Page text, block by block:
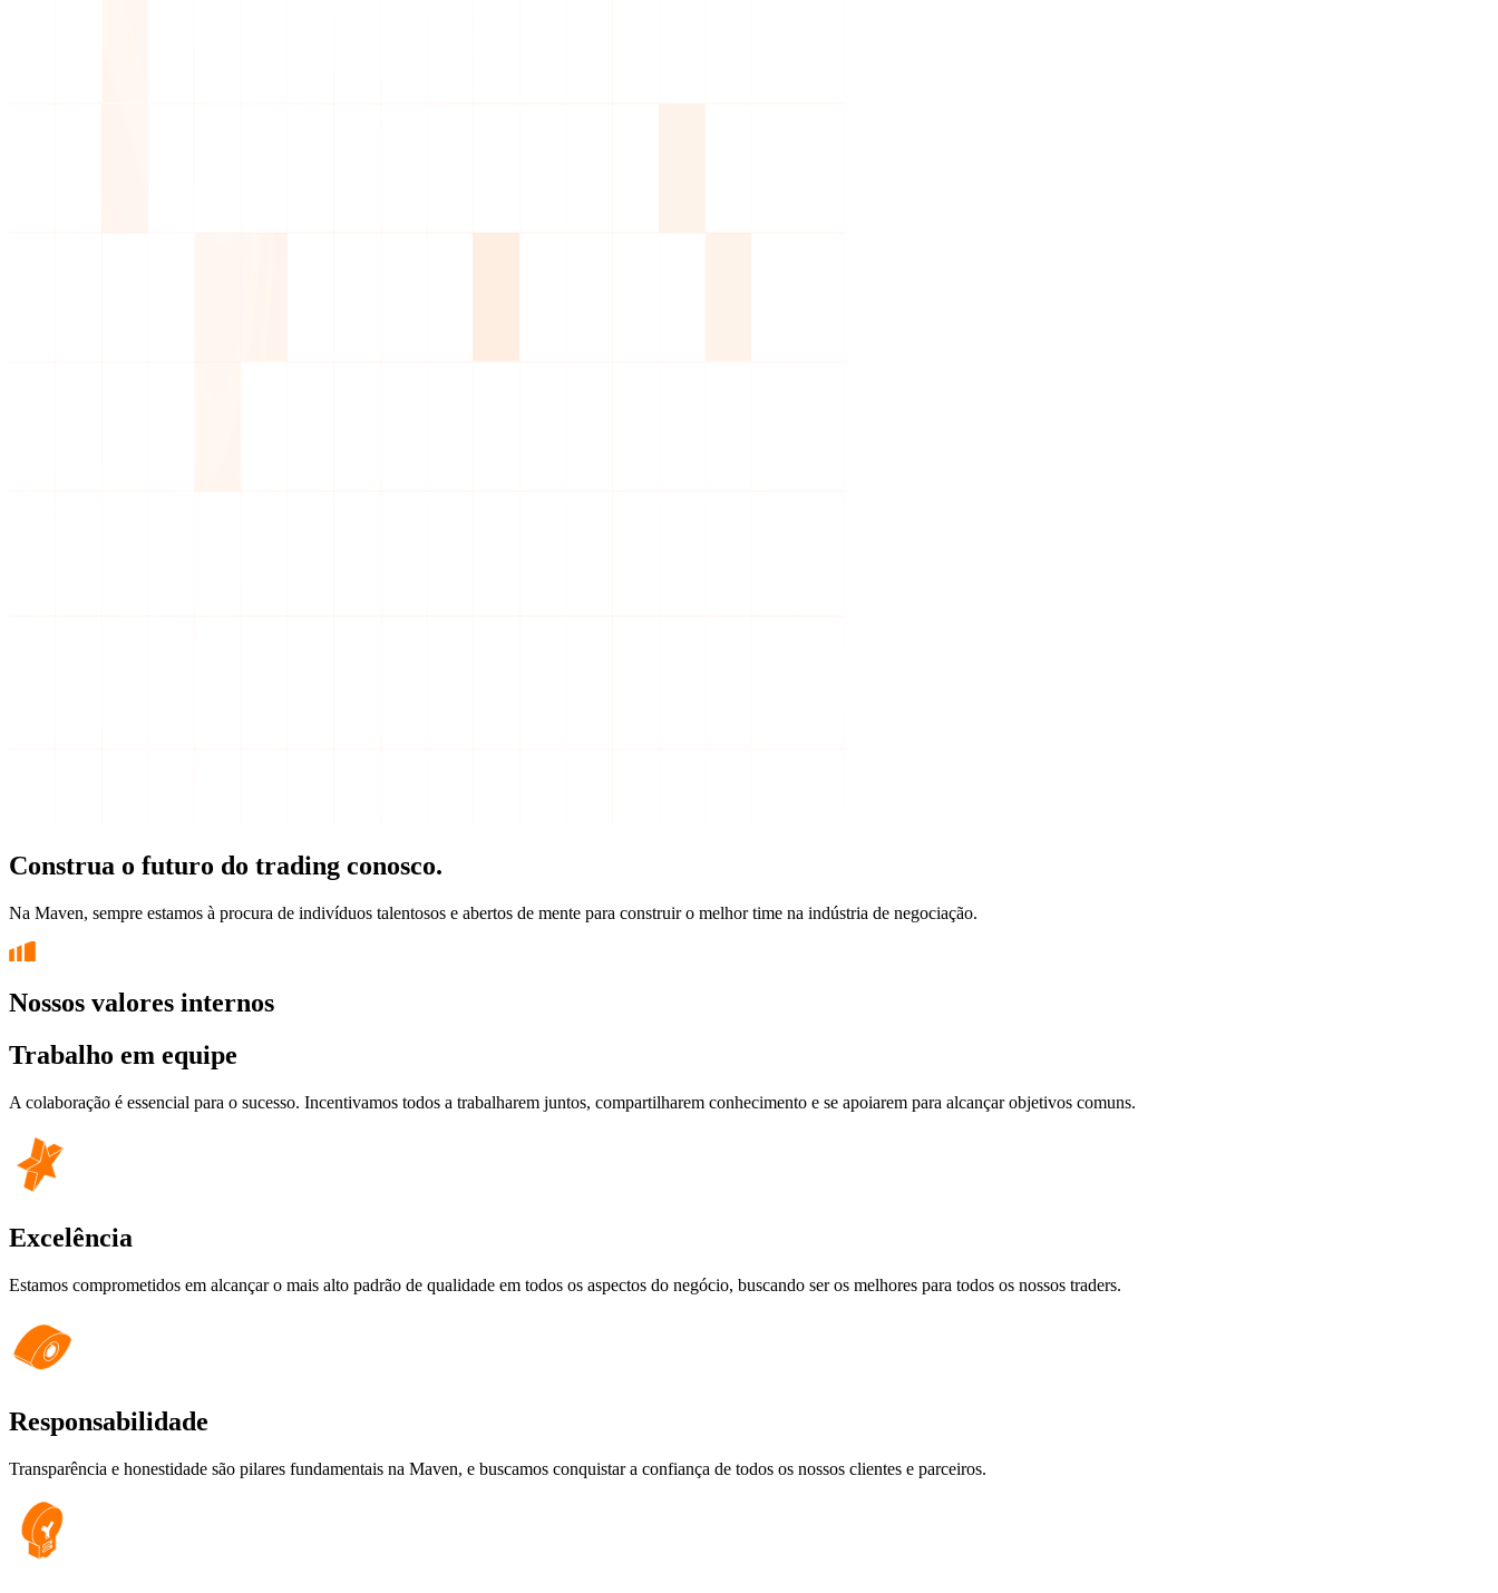
Construa o futuro do trading conosco.
Na Maven, sempre estamos à procura de indivíduos talentosos e abertos de mente para construir o melhor time na indústria de negociação.
Nossos valores internos
Trabalho em equipe
A colaboração é essencial para o sucesso. Incentivamos todos a trabalharem juntos, compartilharem conhecimento e se apoiarem para alcançar objetivos comuns.
Excelência
Estamos comprometidos em alcançar o mais alto padrão de qualidade em todos os aspectos do negócio, buscando ser os melhores para todos os nossos traders.
Responsabilidade
Transparência e honestidade são pilares fundamentais na Maven, e buscamos conquistar a confiança de todos os nossos clientes e parceiros.